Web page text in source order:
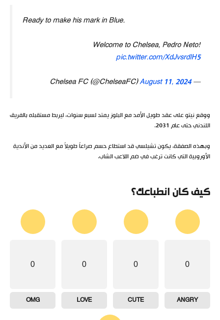
Ready to make his mark in Blue.
Welcome to Chelsea, Pedro Neto!
pic.twitter.com/XdJvsrdlH5
— Chelsea FC (@ChelseaFC)
August 11, 2024
ووقع نيتو على عقد طويل الأمد مع البلوز يمتد لسبع سنوات، ليربط مستقبله بالفريق
اللندني حتى عام 2031.
وبهذه الصفقة، يكون تشيلسي قد استطاع حسم صراعاً طويلاً مع العديد من الأندية
الأوروبية التي كانت ترغب في ضم اللاعب الشاب.
كيف كان انطباعك؟
0
ANGRY
0
CUTE
0
LOVE
0
OMG